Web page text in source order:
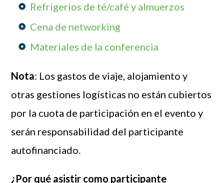
Refrigerios de té/café y almuerzos
Cena de networking
Materiales de la conferencia
Nota: Los gastos de viaje, alojamiento y
otras gestiones logísticas no están cubiertos
por la cuota de participación en el evento y
serán responsabilidad del participante
autofinanciado.
¿Por qué asistir como participante